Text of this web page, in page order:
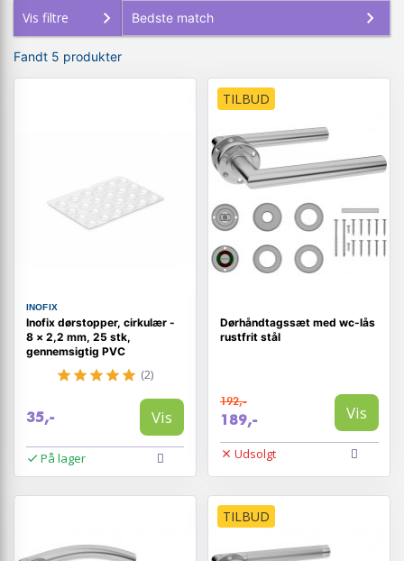
Vis filtre
Fandt 5 produkter
INOFIX
Inofix dørstopper, cirkulær -
8 × 2,2 mm, 25 stk,
gennemsigtig PVC
(2)
35,- Vis
På lager
TILBUD
Dørhåndtagssæt med wc-lås
rustfrit stål
192,-
189,- Vis
Udsolgt
TILBUD